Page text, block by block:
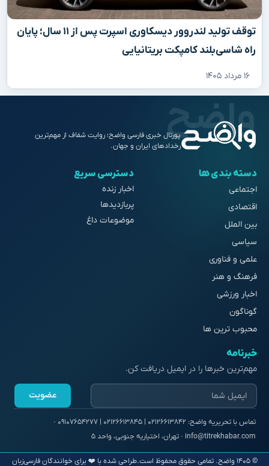
توقف تولید لندروور دیسکاوری اسپرت پس از ۱۱ سال؛ پایان
راه شاسی‌بلند کامپکت بریتانیایی
۱۶ مرداد ۱۴۰۵
پورتال خبری فارسی واضح؛ روایت شفاف از مهم‌ترین
رخدادهای ایران و جهان.
دسته بندی ها
اجتماعی
اقتصادی
بین الملل
سیاسی
علمی و فناوری
فرهنگ و هنر
اخبار ورزشی
گوناگون
محبوب ترین ها
دسترسی سریع
اخبار زنده
پربازدیدها
موضوعات داغ
خبرنامه
مهم‌ترین خبرها را در ایمیل دریافت کن.
عضویت
© ۱۴۰۵ واضح. تمامی حقوق محفوظ است. طراحی شده با ❤️ برای خوانندگان فارسی‌زبان